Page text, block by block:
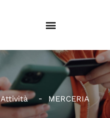
Attività MERCERIA